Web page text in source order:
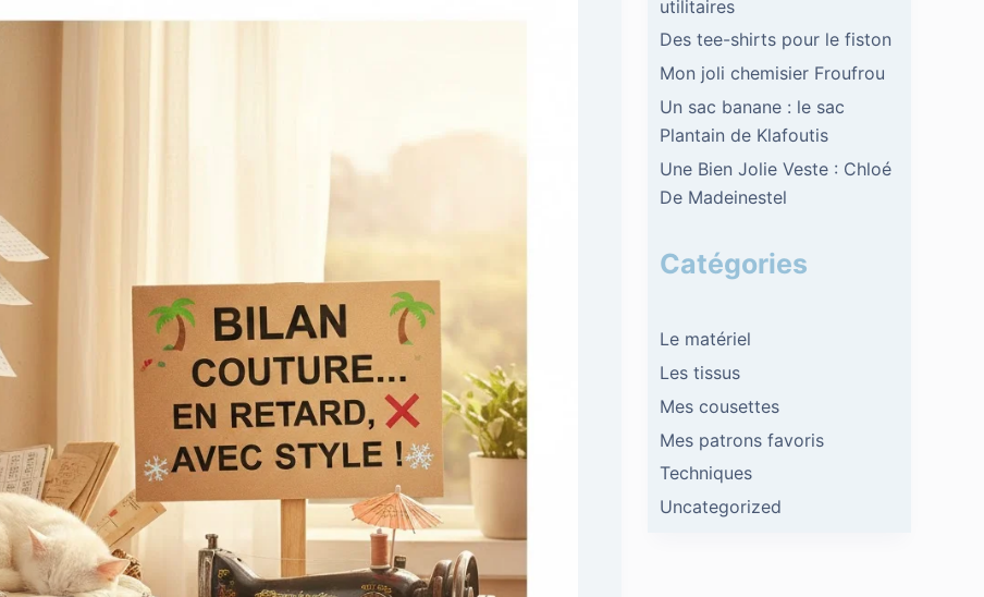
utilitaires
Des tee-shirts pour le fiston
Mon joli chemisier Froufrou
Un sac banane : le sac
Plantain de Klafoutis
Une Bien Jolie Veste : Chloé
De Madeinestel
Catégories
Le matériel
Les tissus
Mes cousettes
Mes patrons favoris
Techniques
Uncategorized